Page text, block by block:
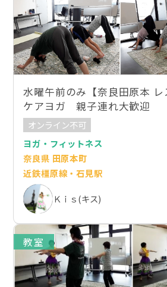
水曜午前のみ【奈良田原本
ケアヨガ 親子連れ大歓迎
オンライン不可
ヨガ・フィットネス
奈良県 田原本町
近鉄橿原線・石見駅
Ｋｉｓ(キス)
教室